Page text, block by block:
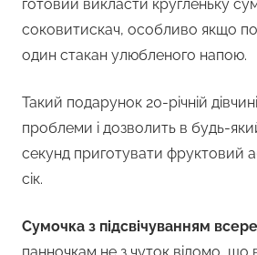
готовий викласти кругленьку
соковитискач, особливо якщо
один стакан улюбленого напою.
Такий подарунок 20-річній дівчині
проблеми і дозволить в будь-
секунд приготувати фруктовий
сік.
Сумочка з підсвічуванням